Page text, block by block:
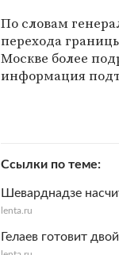
По словам
перехода
Москве более
информация
Ссылки по теме
Шеварднадзе
lenta.ru
Гелаев готовит